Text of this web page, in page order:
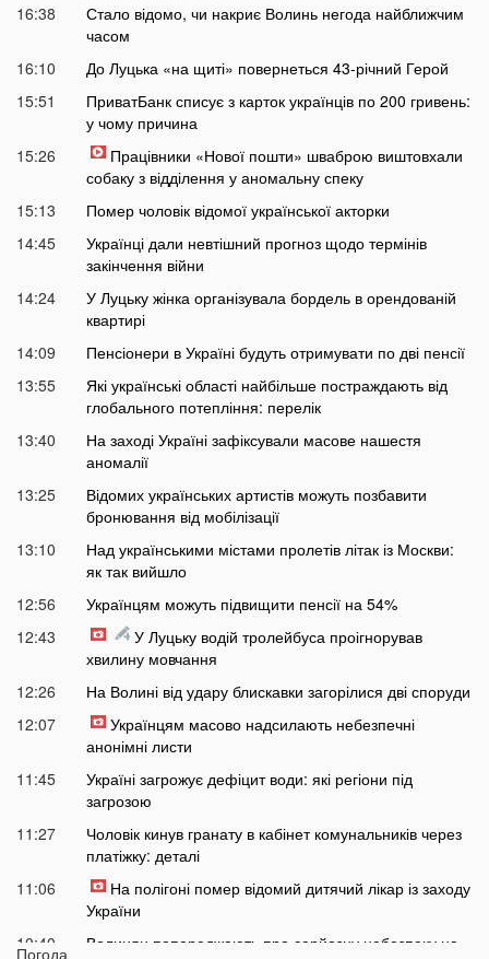
16:38
Стало відомо, чи накриє Волинь негода найближчим
часом
16:10
До Луцька «на щиті» повернеться 43-річний Герой
15:51
ПриватБанк списує з карток українців по 200 гривень:
у чому причина
15:26
Працівники «Нової пошти» шваброю виштовхали
собаку з відділення у аномальну спеку
15:13
Помер чоловік відомої української акторки
14:45
Українці дали невтішний прогноз щодо термінів
закінчення війни
14:24
У Луцьку жінка організувала бордель в орендованій
квартирі
14:09
Пенсіонери в Україні будуть отримувати по дві пенсії
13:55
Які українські області найбільше постраждають від
глобального потепління: перелік
13:40
На заході Україні зафіксували масове нашестя
аномалії
13:25
Відомих українських артистів можуть позбавити
бронювання від мобілізації
13:10
Над українськими містами пролетів літак із Москви:
як так вийшло
12:56
Українцям можуть підвищити пенсії на 54%
12:43
У Луцьку водій тролейбуса проігнорував
хвилину мовчання
12:26
На Волині від удару блискавки загорілися дві споруди
12:07
Українцям масово надсилають небезпечні
анонімні листи
11:45
Україні загрожує дефіцит води: які регіони під
загрозою
11:27
Чоловік кинув гранату в кабінет комунальників через
платіжку: деталі
11:06
На полігоні помер відомий дитячий лікар із заходу
України
10:40
Волинян попереджають про серйозну небезпеку на
Погода